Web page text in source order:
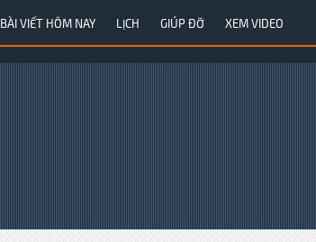
BÀI VIẾT HÔM NAY LỊCH GIÚP ĐỠ XEM VIDEO